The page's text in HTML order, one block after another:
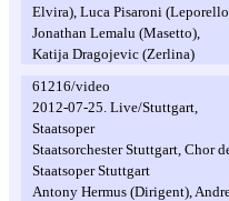
Elvira), Luca Pisaroni
Jonathan Lemalu (Masetto),
Katija Dragojevic (Zerlina)
61216/video
2012-07-25. Live/Stuttgart,
Staatsoper
Staatsorchester Stuttgart, Chor
Staatsoper Stuttgart
Antony Hermus (Dirigent),